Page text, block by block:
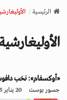
v
a
o
n
الرئيسية
«أوكسفام»: نخب دافوس
جسور بوست 20 يناير 2025 - 13:28